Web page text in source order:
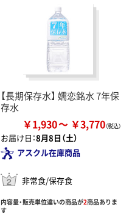
【長期保存水】 嬬恋銘水 7年保
存水
￥1,930 ￥3,770
お届け日：8月8日（土）
アスクル在庫商品
非常食/保存食
内容量・販売単位違いの商品が2商品ありま
す